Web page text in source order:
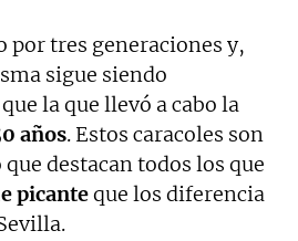
por tres generaciones y,
sigue siendo
la que llevó a cabo la
años. Estos caracoles son
destacan todos los que
picanteque los diferencia